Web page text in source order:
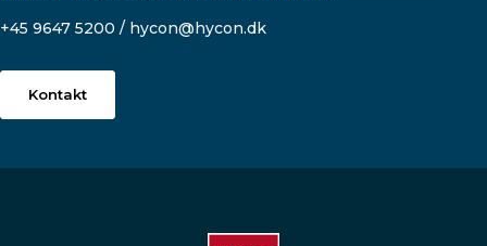
+45 9647 5200 / hycon@hycon.dk
Kontakt